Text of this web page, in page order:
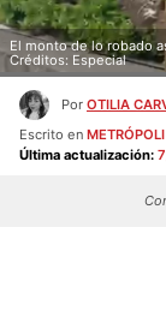
El monto de lo robado
Créditos: Especial
Por OTILIA
Escrito en METRÓPOLI
Última actualización: